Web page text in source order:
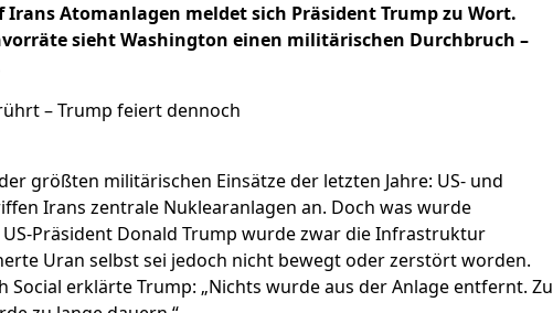
Irans Atomanlagen meldet sich Präsident Trump zu Wort.
sieht Washington einen militärischen Durchbruch –
größten militärischen Einsätze der letzten Jahre: US- und
Irans zentrale Nuklearanlagen an. Doch was wurde
Präsident Donald Trump wurde zwar die Infrastruktur
Uran selbst sei jedoch nicht bewegt oder zerstört worden.
erklärte Trump: „Nichts wurde aus der Anlage entfernt. Zu